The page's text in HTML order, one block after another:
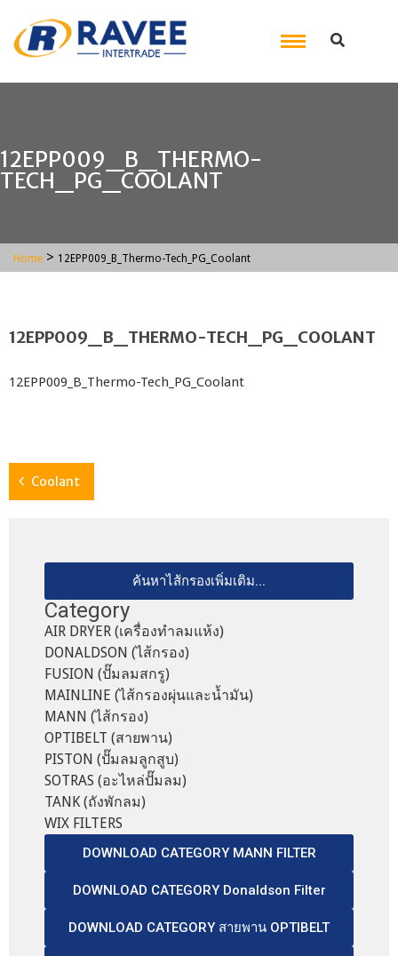
12EPP009_B_THERMO-
TECH_PG_COOLANT
Home > 12EPP009_B_Thermo-Tech_PG_Coolant
12EPP009_B_THERMO-TECH_PG_COOLANT
12EPP009_B_Thermo-Tech_PG_Coolant
Coolant
ค้นหาไส้กรองเพิ่มเติม...
Category
AIR DRYER (เครื่องทำลมแห้ง)
DONALDSON (ไส้กรอง)
FUSION (ปั๊มลมสกรู)
MAINLINE (ไส้กรองผุ่นและน้ำมัน)
MANN (ไส้กรอง)
OPTIBELT (สายพาน)
PISTON (ปั๊มลมลูกสูบ)
SOTRAS (อะไหล่ปั๊มลม)
TANK (ถังพักลม)
WIX FILTERS
DOWNLOAD CATEGORY MANN FILTER
DOWNLOAD CATEGORY Donaldson Filter
DOWNLOAD CATEGORY สายพาน OPTIBELT